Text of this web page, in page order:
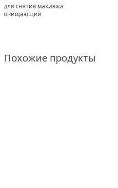
для снятия макияжа
очищающий
Похожие продукты